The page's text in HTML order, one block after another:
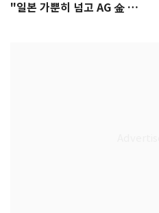
"일본 가뿐히 넘고 AG 金 따겠